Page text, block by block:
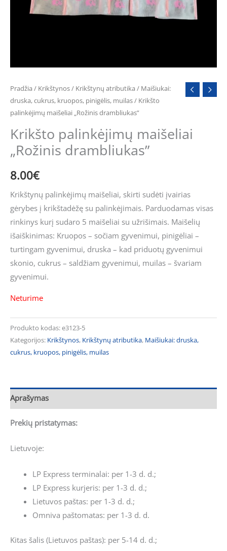
Pradžia / Krikštynos/ Krikštynų atributika / Maišiukai:
druska, cukrus, kruopos, pinigėlis, muilas/ Krikšto
palinkėjimų maišeliai „Rožinis drambliukas”
Krikšto palinkėjimų maišeliai
„Rožinis drambliukas”
8.00€
Krikštynų palinkėjimų maišeliai, skirti sudėti įvairias
gėrybes į krikštadėžę su palinkėjimais. Parduodamas visas
rinkinys kurį sudaro 5 maišeliai su užrišimais. Maišelių
išaiškinimas: Kruopos – sočiam gyvenimui, pinigėliai –
turtingam gyvenimui, druska – kad priduotų gyvenimui
skonio, cukrus – saldžiam gyvenimui, muilas – švariam
gyvenimui.
Neturime
Produkto kodas:e3123-5
Kategorijos: Krikštynos, Krikštynų atributika, Maišiukai: druska,
cukrus, kruopos, pinigėlis, muilas
Aprašymas
Prekių pristatymas:
Lietuvoje:
LP Express terminalai: per 1-3 d. d.;
LP Express kurjeris: per 1-3 d. d.;
Lietuvos paštas: per 1-3 d. d.;
Omniva paštomatas: per 1-3 d. d.
Kitas šalis (Lietuvos paštas): per 5-14 d. d.;